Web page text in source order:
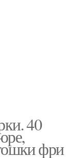
40
фри